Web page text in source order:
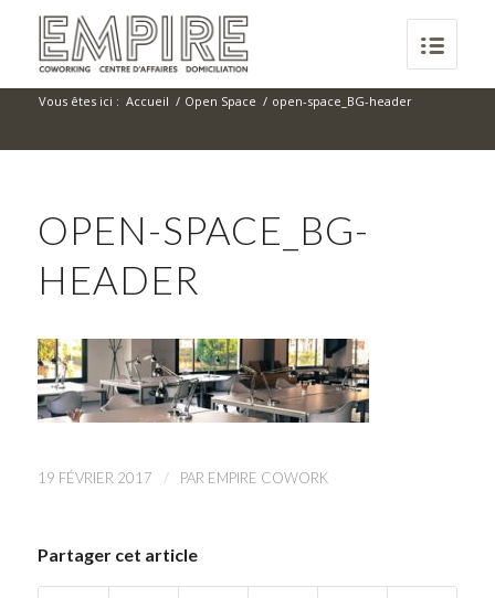
Vous êtes ici : Accueil / Open Space / open-space_BG-header
OPEN-SPACE_BG-
HEADER
19 FÉVRIER 2017 / PAR EMPIRE COWORK
Partager cet article